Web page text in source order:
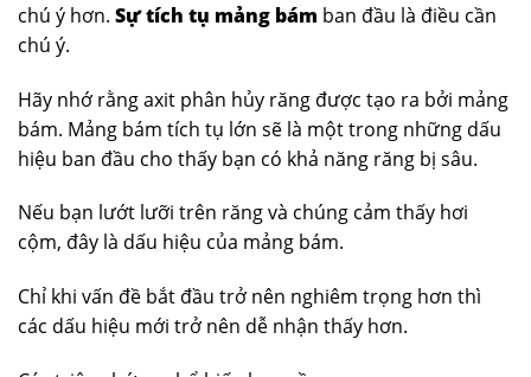
chú ý hơn. Sự tích tụ mảng bám ban đầu là điều cần
chú ý.
Hãy nhớ rằng axit phân hủy răng được tạo ra bởi mảng
bám. Mảng bám tích tụ lớn sẽ là một trong những dấu
hiệu ban đầu cho thấy bạn có khả năng răng bị sâu.
Nếu bạn lướt lưỡi trên răng và chúng cảm thấy hơi
cộm, đây là dấu hiệu của mảng bám.
Chỉ khi vấn đề bắt đầu trở nên nghiêm trọng hơn thì
các dấu hiệu mới trở nên dễ nhận thấy hơn.